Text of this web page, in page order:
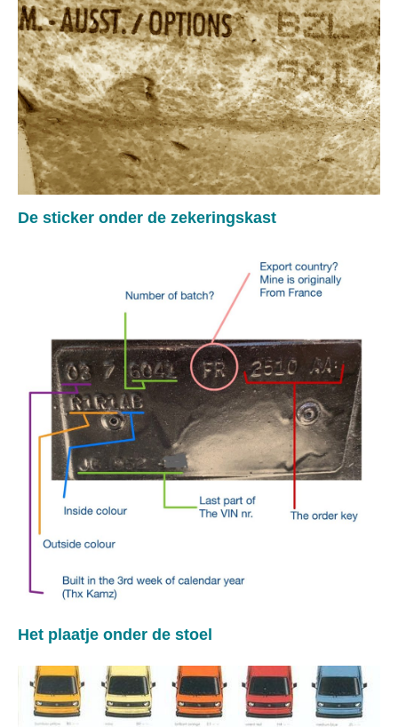
De sticker onder de zekeringskast
Het plaatje onder de stoel